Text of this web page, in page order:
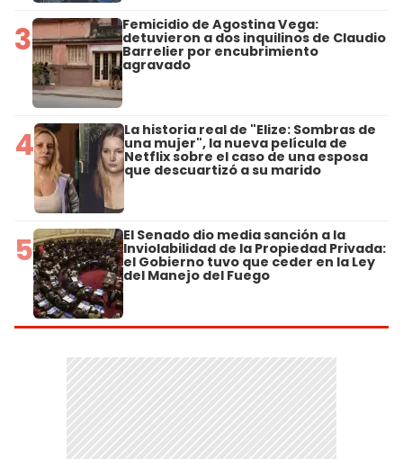
3 Femicidio de Agostina Vega:
detuvieron a dos inquilinos de Claudio
Barrelier por encubrimiento
agravado
4 La historia real de "Elize: Sombras de
una mujer", la nueva película de
Netflix sobre el caso de una esposa
que descuartizó a su marido
5 El Senado dio media sanción a la
Inviolabilidad de la Propiedad Privada:
el Gobierno tuvo que ceder en la Ley
del Manejo del Fuego